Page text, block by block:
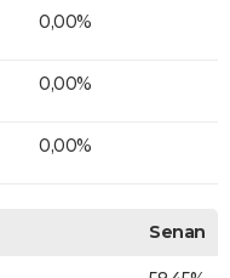
0,00%
0,00%
0,00%
Senan